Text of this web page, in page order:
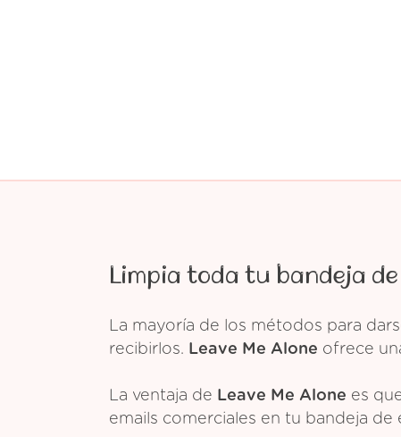
Limpia toda tu bandeja
La mayoría de los métodos para
recibirlos. Leave Me Alone ofrece
La ventaja de Leave Me Alone es
emails comerciales en tu bandeja